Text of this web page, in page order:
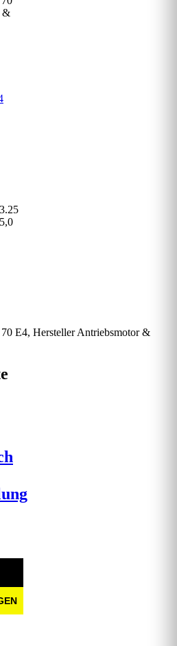
&
E4, Hersteller Antriebsmotor &